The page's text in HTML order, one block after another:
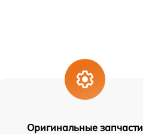
Оригинальные запчасти